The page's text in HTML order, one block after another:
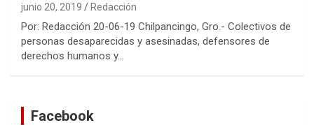
junio 20, 2019 Redacción
Por: Redacción 20-06-19 Chilpancingo, Gro.- Colectivos de
personas desaparecidas y asesinadas, defensores de
derechos humanos y…
Facebook